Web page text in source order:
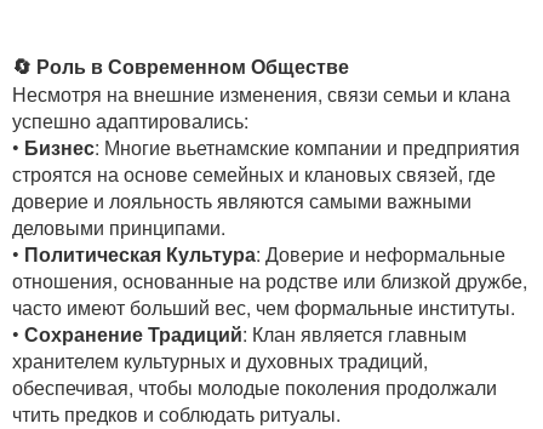
🔄 Роль в Современном Обществе
Несмотря на внешние изменения, связи семьи и клана
успешно адаптировались:
• Бизнес: Многие вьетнамские компании и предприятия
строятся на основе семейных и клановых связей, где
доверие и лояльность являются самыми важными
деловыми принципами.
• Политическая Культура: Доверие и неформальные
отношения, основанные на родстве или близкой дружбе,
часто имеют больший вес, чем формальные институты.
• Сохранение Традиций: Клан является главным
хранителем культурных и духовных традиций,
обеспечивая, чтобы молодые поколения продолжали
чтить предков и соблюдать ритуалы.